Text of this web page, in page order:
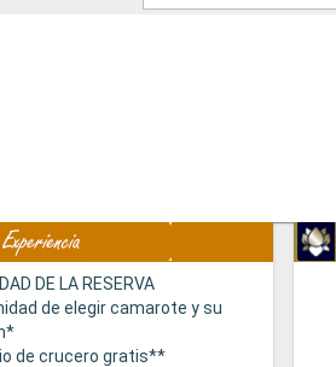
DE LA RESERVA
de elegir camarote y su
de crucero gratis**